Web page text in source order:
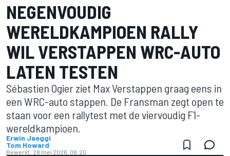
NEGENVOUDIG
WERELDKAMPIOEN RALLY
WIL VERSTAPPEN WRC-AUTO
LATEN TESTEN
Sébastien Ogier ziet Max Verstappen graag eens in
een WRC-auto stappen. De Fransman zegt open te
staan voor een rallytest met de viervoudig F1-
wereldkampioen.
Erwin Jaeggi
Tom Howard
Bewerkt: 28 mei 2026, 08:20